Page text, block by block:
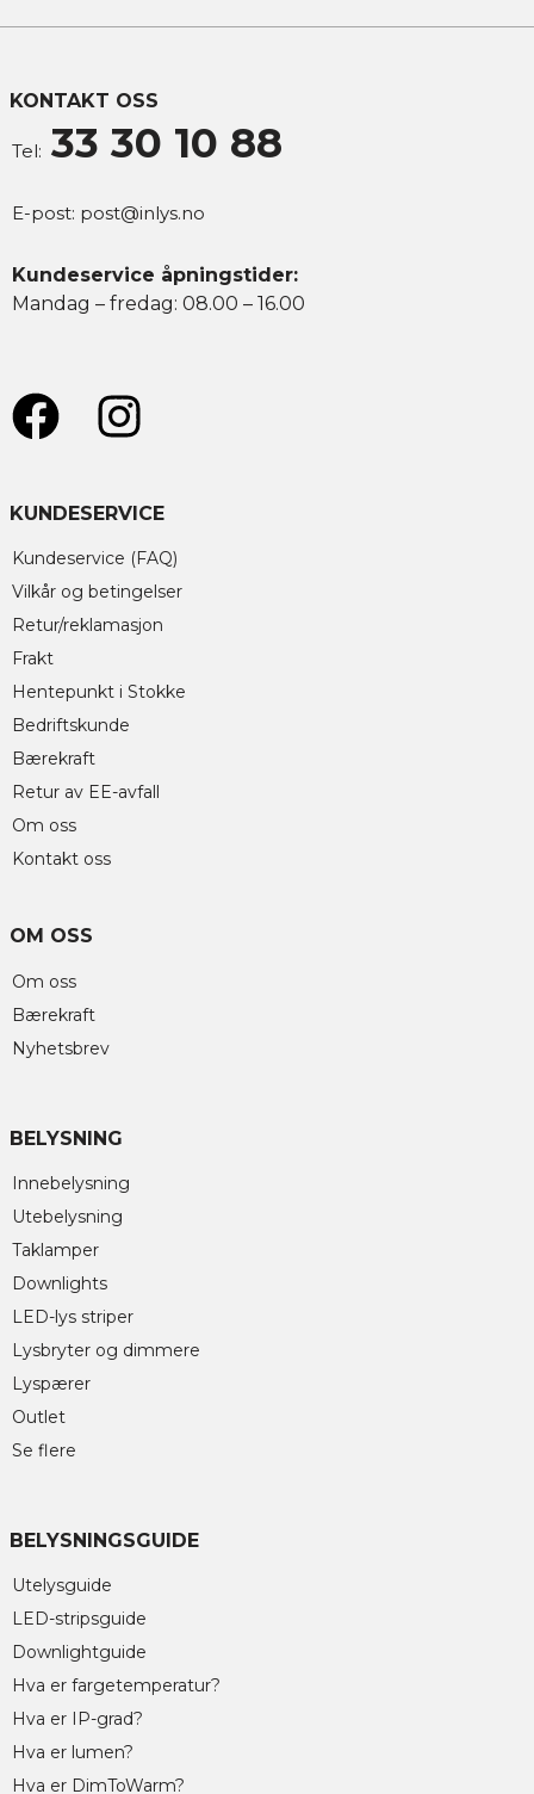
KONTAKT OSS
Tel: 33 30 10 88
E-post: post@inlys.no
Kundeservice åpningstider:
Mandag – fredag: 08.00 – 16.00
KUNDESERVICE
Kundeservice (FAQ)
Vilkår og betingelser
Retur/reklamasjon
Frakt
Hentepunkt i Stokke
Bedriftskunde
Bærekraft
Retur av EE-avfall
Om oss
Kontakt oss
OM OSS
Om oss
Bærekraft
Nyhetsbrev
BELYSNING
Innebelysning
Utebelysning
Taklamper
Downlights
LED-lys striper
Lysbryter og dimmere
Lyspærer
Outlet
Se flere
BELYSNINGSGUIDE
Utelysguide
LED-stripsguide
Downlightguide
Hva er fargetemperatur?
Hva er IP-grad?
Hva er lumen?
Hva er DimToWarm?